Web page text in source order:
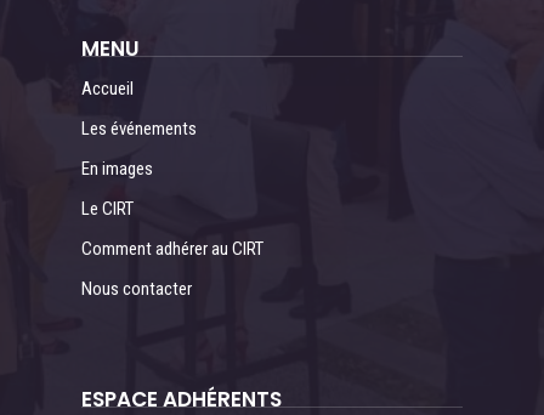
MENU
Accueil
Les événements
En images
Le CIRT
Comment adhérer au CIRT
Nous contacter
ESPACE ADHÉRENTS